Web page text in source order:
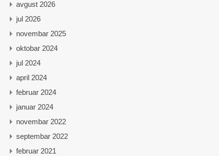
avgust 2026
jul 2026
novembar 2025
oktobar 2024
jul 2024
april 2024
februar 2024
januar 2024
novembar 2022
septembar 2022
februar 2021